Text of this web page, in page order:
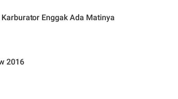
Enggak Ada Matinya
2016